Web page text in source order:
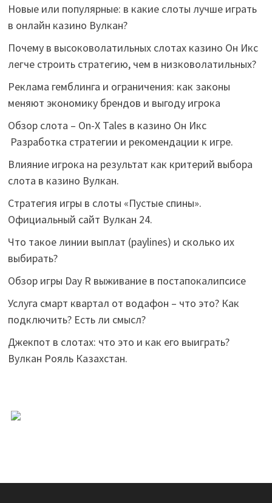
Новые или популярные: в какие слоты лучше играть
в онлайн казино Вулкан?
Почему в высоковолатильных слотах казино Он Икс
легче строить стратегию, чем в низковолатильных?
Реклама гемблинга и ограничения: как законы
меняют экономику брендов и выгоду игрока
Обзор слота – On-X Tales в казино Он Икс
Разработка стратегии и рекомендации к игре.
Влияние игрока на результат как критерий выбора
слота в казино Вулкан.
Стратегия игры в слоты «Пустые спины».
Официальный сайт Вулкан 24.
Что такое линии выплат (paylines) и сколько их
выбирать?
Обзор игры Day R выживание в постапокалипсисе
Услуга смарт квартал от водафон – что это? Как
подключить? Есть ли смысл?
Джекпот в слотах: что это и как его выиграть?
Вулкан Рояль Казахстан.